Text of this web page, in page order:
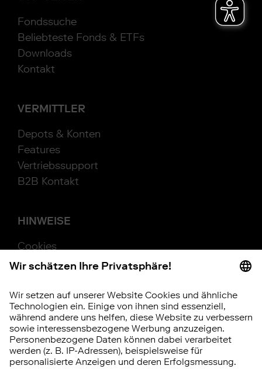
Fondssuche
Beliebteste Fonds & ETFs
Downloads
Kontakt
VERMITTLER
Depots & Konten
Features
Vertriebssupport
B2B Kontakt
HINWEISE
Cookies
Beschwerde
Hinweisgebersystem
Vertrag widerrufen
RISIKOHINWEIS